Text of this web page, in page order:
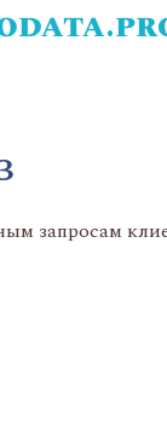
запросам